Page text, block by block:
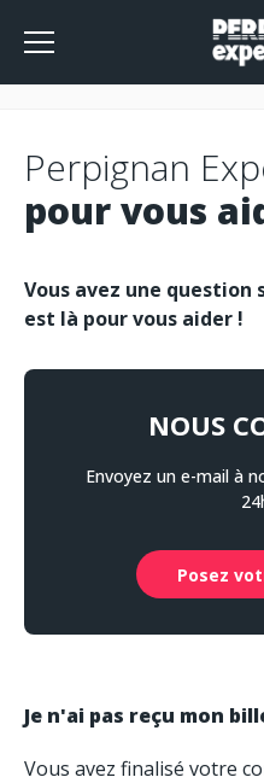
Panneau de gestion des
Perpignan
pour vous
Vous avez une question
est là pour vous aider !
NOUS
Envoyez un e-mail à
Posez
Je n'ai pas reçu mon
Vous avez finalisé votre